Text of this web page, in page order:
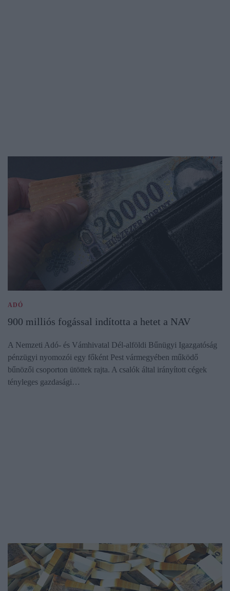
ADÓ
900 milliós fogással indította a hetet a NAV
A Nemzeti Adó- és Vámhivatal Dél-alföldi Bűnügyi Igazgatóság
pénzügyi nyomozói egy főként Pest vármegyében működő
bűnözői csoporton ütöttek rajta. A csalók által irányított cégek
tényleges gazdasági…